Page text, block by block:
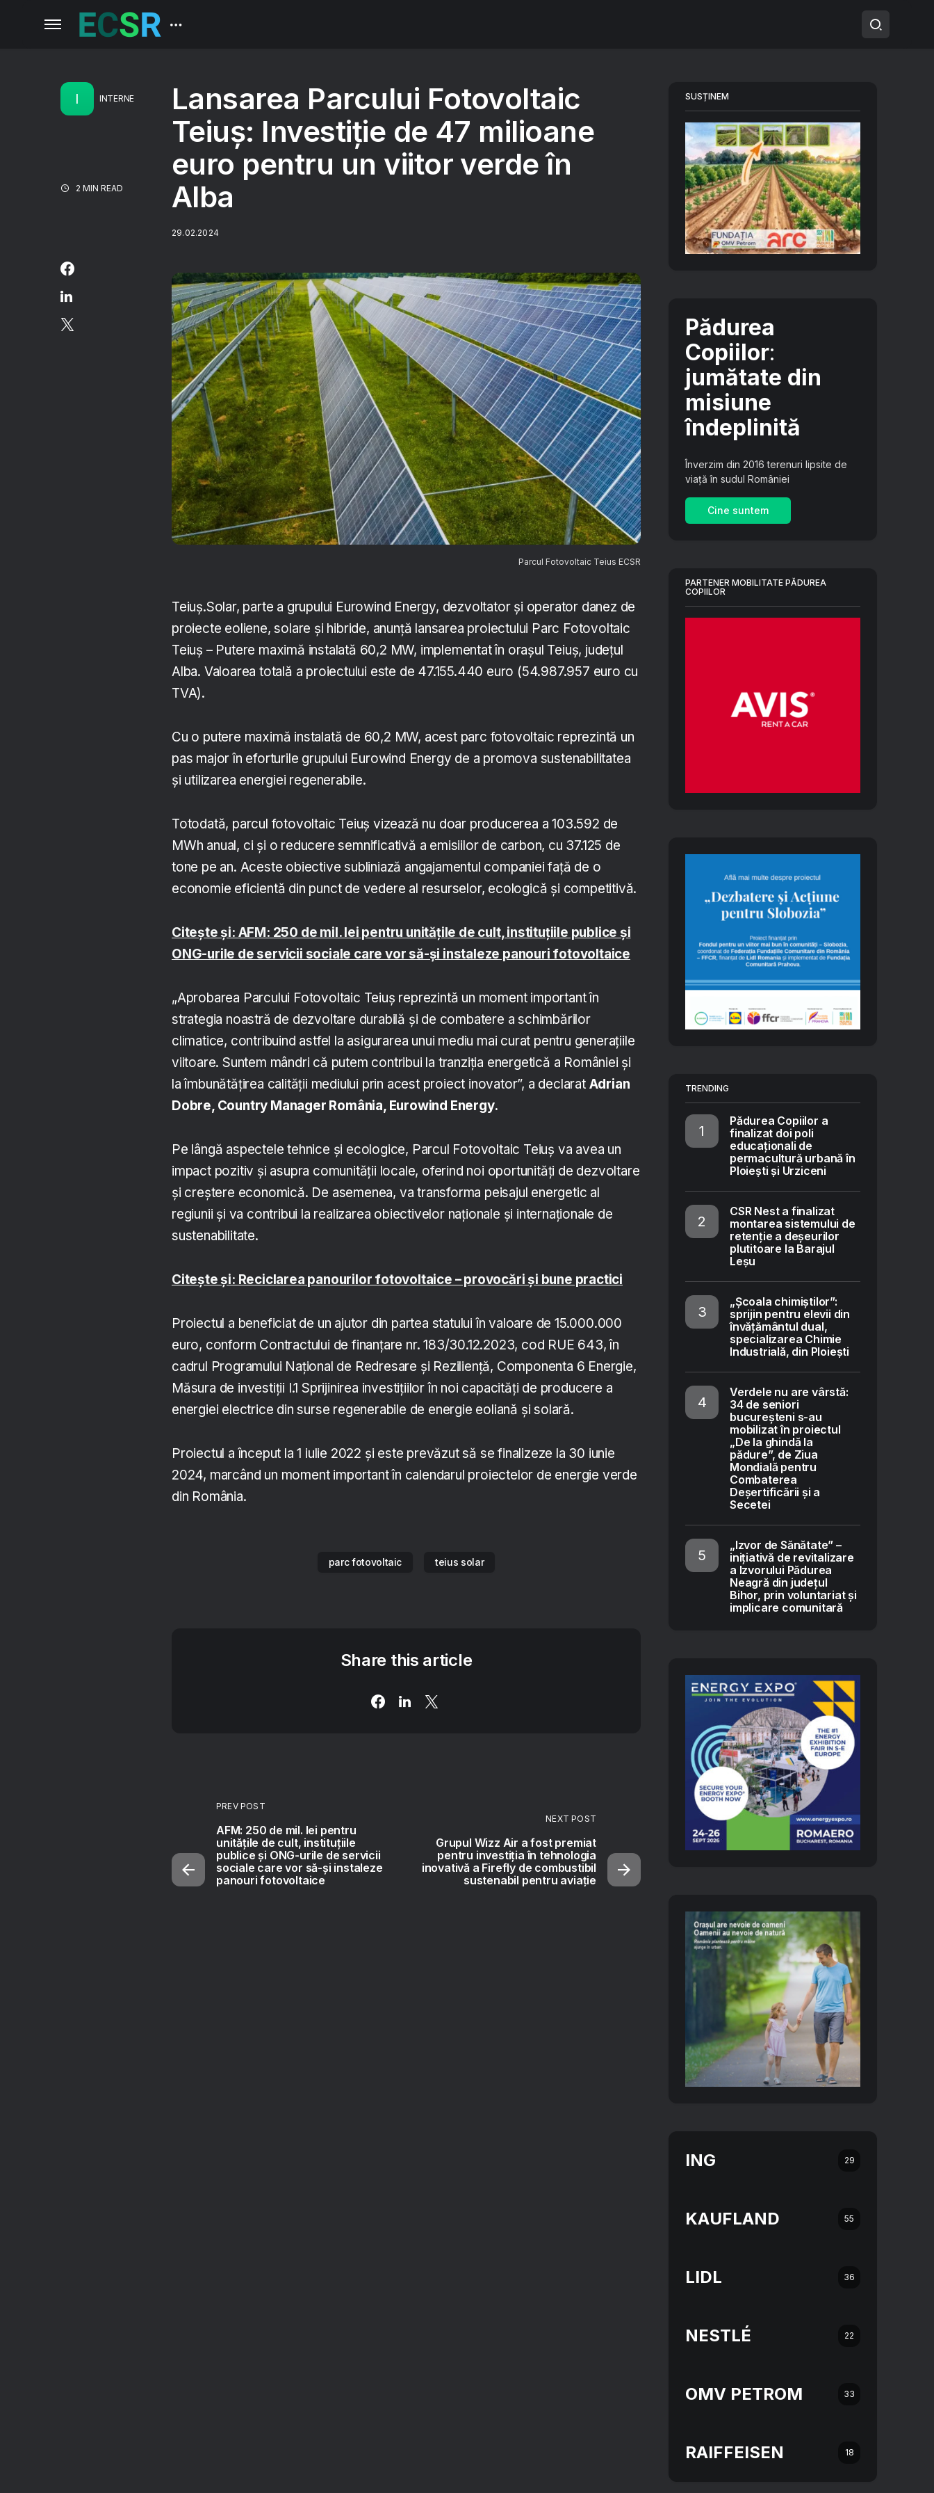
I INTERNE
2 MIN READ
Lansarea Parcului Fotovoltaic
Teiuș: Investiție de 47 milioane
euro pentru un viitor verde în
Alba
29.02.2024
Parcul Fotovoltaic Teius ECSR
Teiuș.Solar, parte a grupului Eurowind Energy, dezvoltator și operator danez de
proiecte eoliene, solare și hibride, anunță lansarea proiectului Parc Fotovoltaic
Teiuș – Putere maximă instalată 60,2 MW, implementat în orașul Teiuș, județul
Alba. Valoarea totală a proiectului este de 47.155.440 euro (54.987.957 euro cu
TVA).
Cu o putere maximă instalată de 60,2 MW, acest parc fotovoltaic reprezintă un
pas major în eforturile grupului Eurowind Energy de a promova sustenabilitatea
și utilizarea energiei regenerabile.
Totodată, parcul fotovoltaic Teiuș vizează nu doar producerea a 103.592 de
MWh anual, ci și o reducere semnificativă a emisiilor de carbon, cu 37.125 de
tone pe an. Aceste obiective subliniază angajamentul companiei față de o
economie eficientă din punct de vedere al resurselor, ecologică și competitivă.
Citește și: AFM: 250 de mil. lei pentru unitățile de cult, instituțiile publice și
ONG-urile de servicii sociale care vor să-și instaleze panouri fotovoltaice
„Aprobarea Parcului Fotovoltaic Teiuș reprezintă un moment important în
strategia noastră de dezvoltare durabilă și de combatere a schimbărilor
climatice, contribuind astfel la asigurarea unui mediu mai curat pentru generațiile
viitoare. Suntem mândri că putem contribui la tranziția energetică a României și
la îmbunătățirea calității mediului prin acest proiect inovator”, a declarat Adrian
Dobre, Country Manager România, Eurowind Energy.
Pe lângă aspectele tehnice și ecologice, Parcul Fotovoltaic Teiuș va avea un
impact pozitiv și asupra comunității locale, oferind noi oportunități de dezvoltare
și creștere economică. De asemenea, va transforma peisajul energetic al
regiunii și va contribui la realizarea obiectivelor naționale și internaționale de
sustenabilitate.
Citește și: Reciclarea panourilor fotovoltaice – provocări și bune practici
Proiectul a beneficiat de un ajutor din partea statului în valoare de 15.000.000
euro, conform Contractului de finanțare nr. 183/30.12.2023, cod RUE 643, în
cadrul Programului Național de Redresare și Reziliență, Componenta 6 Energie,
Măsura de investiții I.1 Sprijinirea investițiilor în noi capacități de producere a
energiei electrice din surse regenerabile de energie eoliană și solară.
Proiectul a început la 1 iulie 2022 și este prevăzut să se finalizeze la 30 iunie
2024, marcând un moment important în calendarul proiectelor de energie verde
din România.
parc fotovoltaic teius solar
Share this article
PREV POST
AFM: 250 de mil. lei pentru
unitățile de cult, instituțiile
publice și ONG-urile de servicii
sociale care vor să-și instaleze
panouri fotovoltaice
NEXT POST
Grupul Wizz Air a fost premiat
pentru investiția în tehnologia
inovativă a Firefly de combustibil
sustenabil pentru aviație
SUSȚINEM
Pădurea
Copiilor:
jumătate din
misiune
îndeplinită
Înverzim din 2016 terenuri lipsite de
viață în sudul României
Cine suntem
PARTENER MOBILITATE PĂDUREA
COPIILOR
TRENDING
Pădurea Copiilor a
finalizat doi poli
educaționali de
permacultură urbană în
Ploiești și Urziceni
CSR Nest a finalizat
montarea sistemului de
retenție a deșeurilor
plutitoare la Barajul
Leșu
„Școala chimiștilor”:
sprijin pentru elevii din
învățământul dual,
specializarea Chimie
Industrială, din Ploiești
Verdele nu are vârstă:
34 de seniori
bucureșteni s-au
mobilizat în proiectul
„De la ghindă la
pădure”, de Ziua
Mondială pentru
Combaterea
Deșertificării și a
Secetei
„Izvor de Sănătate” –
inițiativă de revitalizare
a Izvorului Pădurea
Neagră din județul
Bihor, prin voluntariat și
implicare comunitară
ING 29
KAUFLAND 55
LIDL 36
NESTLÉ 22
OMV PETROM 33
RAIFFEISEN 18